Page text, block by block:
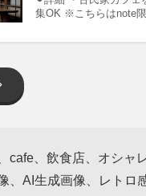
集OK ※こちらはnote
cafe、飲食店、オシャ
、AI生成画像、レトロ